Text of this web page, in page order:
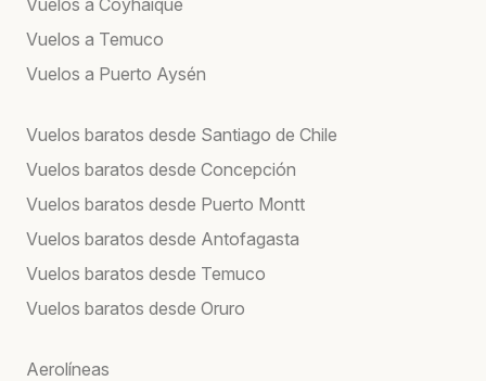
Vuelos a Temuco
Vuelos a Puerto Aysén
Vuelos baratos desde Santiago de Chile
Vuelos baratos desde Concepción
Vuelos baratos desde Puerto Montt
Vuelos baratos desde Antofagasta
Vuelos baratos desde Temuco
Vuelos baratos desde Oruro
Aerolíneas